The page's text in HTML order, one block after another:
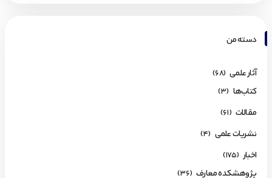
دسته من
آثار علمی (68)
کتاب‌ها (3)
مقالات (61)
نشریات علمی (4)
اخبار (175)
پژوهشکده معارف (36)